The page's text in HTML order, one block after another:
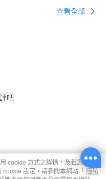
查看全部
吧
cookie 方式之詳情，及若您不希
設定，請參閱本網站「 隱私